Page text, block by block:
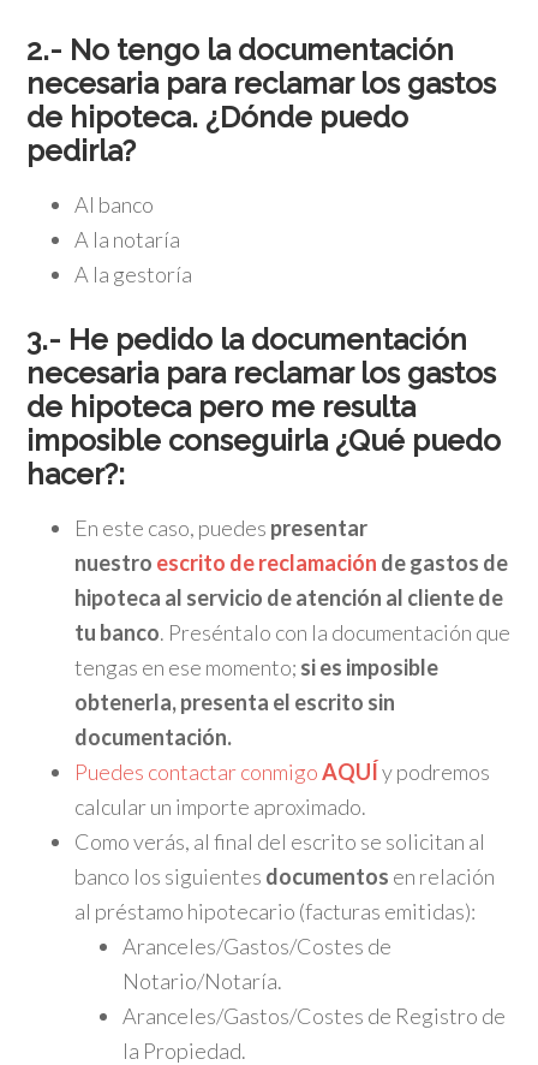
2.- No tengo la documentación
necesaria para reclamar los gastos
de hipoteca. ¿Dónde puedo
pedirla?
Al banco
A la notaría
A la gestoría
3.- He pedido la documentación
necesaria para reclamar los gastos
de hipoteca pero me resulta
imposible conseguirla ¿Qué puedo
hacer?:
En este caso, puedes presentar
nuestro escrito de reclamación de gastos de
hipoteca al servicio de atención al cliente de
tu banco. Preséntalo con la documentación que
tengas en ese momento; si es imposible
obtenerla, presenta el escrito sin
documentación.
Puedes contactar conmigoAQUÍy podremos
calcular un importe aproximado.
Como verás, al final del escrito se solicitan al
banco los siguientes documentos en relación
al préstamo hipotecario (facturas emitidas):
Aranceles/Gastos/Costes de
Notario/Notaría.
Aranceles/Gastos/Costes de Registro de
la Propiedad.